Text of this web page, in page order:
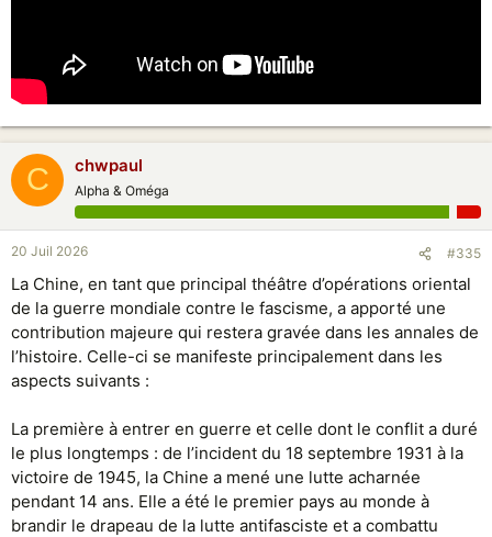
C chwpaul
Alpha & Oméga
20 Juil 2026 #335
La Chine, en tant que principal théâtre d’opérations oriental
de la guerre mondiale contre le fascisme, a apporté une
contribution majeure qui restera gravée dans les annales de
l’histoire. Celle-ci se manifeste principalement dans les
aspects suivants :
‌La première à entrer en guerre et celle dont le conflit a duré
le plus longtemps‌ : de l’incident du 18 septembre 1931 à la
victoire de 1945, la Chine a mené une lutte acharnée
pendant 14 ans. Elle a été le premier pays au monde à
brandir le drapeau de la lutte antifasciste et a combattu